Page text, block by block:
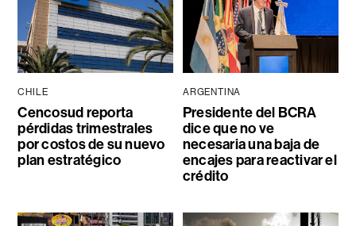
CHILE
Cencosud reporta
pérdidas trimestrales
por costos de su nuevo
plan estratégico
ARGENTINA
Presidente del BCRA
dice que no ve
necesaria una baja de
encajes para reactivar el
crédito